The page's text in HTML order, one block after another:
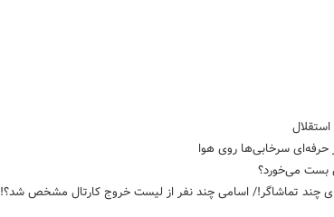
سرخابی‌ها روی هوا
بست می‌خورد؟
چند تماشاگر!/ اسامی چند نفر از لیست خروج کارتال مشخص شد؟!